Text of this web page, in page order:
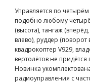
Управляется по
подобно любому
(высота), тангаж
влево), руддер (поворот
квадрокоптер V929,
вертолётов не
Новинка
радиоуправления с